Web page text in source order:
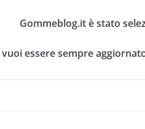
Gommeblog.it è stato
vuoi essere sempre